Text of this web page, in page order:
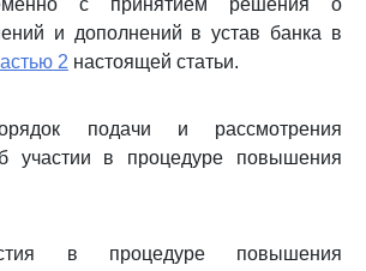
с принятием решения о
и дополнений в устав банка в
2 настоящей статьи.
подачи и рассмотрения
участии в процедуре повышения
в процедуре повышения